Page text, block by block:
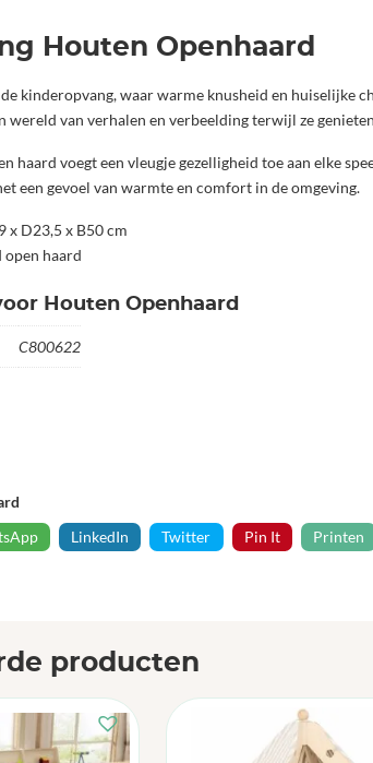
Houten Openhaard
kinderopvang, waar warme knusheid en huiselijke
wereld van verhalen en verbeelding terwijl ze
haard voegt een vleugje gezelligheid toe aan elke
een gevoel van warmte en comfort in de omgeving.
x D23,5 x B50 cm
open haard
Houten Openhaard
C800622
LinkedIn Twitter Pin It Printen
producten